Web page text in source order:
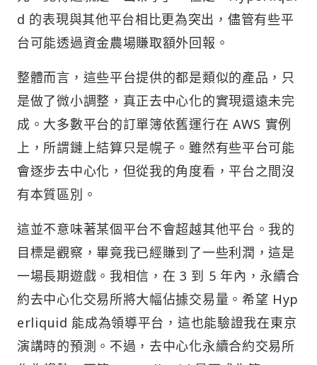
d 的表現與其他平台相比更為突出，儘管有些平
台可能透過資金農場賺取額外回報。
整體而言，這些平台提供的都是類似的產品，只
是做了微小調整，真正去中心化的實現還遠未完
成。大多數平台的訂單簿依舊運行在 AWS 實例
上，所謂鏈上結算只是幌子。雖然有些平台可能
會逐步去中心化，但從我的角度看，平台之間沒
有本質區別。
這並不意味著某個平台不會超越其他平台。我的
目標是觀察，畢竟我已經賺到了一些利潤，這是
一場長期遊戲。我相信，在 3 到 5 年內，永續合
約去中心化交易所將大幅佔據交易量。希望 Hyp
erliquid 能成為領導平台，這也能驗證我在東京
演講時的預測。不過，去中心化永續合約交易所